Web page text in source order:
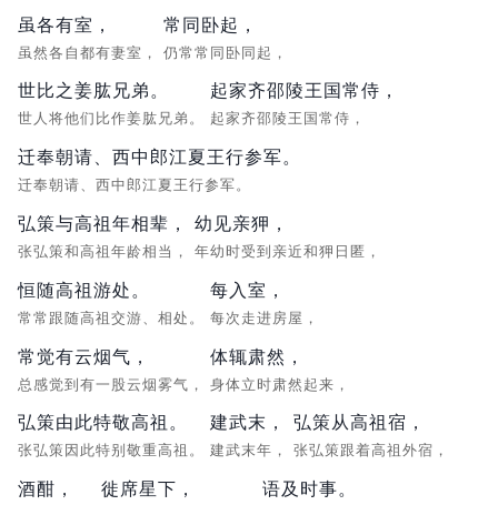
虽各有室，
虽然各自都有妻室，
常同卧起，
仍常常同卧同起，
世比之姜肱兄弟。
世人将他们比作姜肱兄弟。
起家齐邵陵王国常侍，
起家齐邵陵王国常侍，
迁奉朝请、西中郎江夏王行参军。
迁奉朝请、西中郎江夏王行参军。
弘策与高祖年相辈，
张弘策和高祖年龄相当，
幼见亲狎，
年幼时受到亲近和狎日匿，
恒随高祖游处。
常常跟随高祖交游、相处。
每入室，
每次走进房屋，
常觉有云烟气，
总感觉到有一股云烟雾气，
体辄肃然，
身体立时肃然起来，
弘策由此特敬高祖。
张弘策因此特别敬重高祖。
建武末，
建武末年，
弘策从高祖宿，
张弘策跟着高祖外宿，
酒酣， 徙席星下， 语及时事。